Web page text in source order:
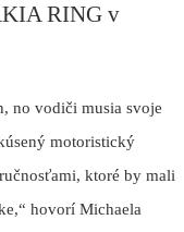
RING v
no vodiči musia svoje
motoristický
ktoré by mali
hovorí Michaela